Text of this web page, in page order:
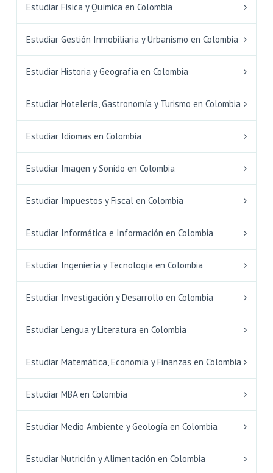
Estudiar Física y Química en Colombia
Estudiar Gestión Inmobiliaria y Urbanismo en Colombia
Estudiar Historia y Geografía en Colombia
Estudiar Hotelería, Gastronomía y Turismo en Colombia
Estudiar Idiomas en Colombia
Estudiar Imagen y Sonido en Colombia
Estudiar Impuestos y Fiscal en Colombia
Estudiar Informática e Información en Colombia
Estudiar Ingeniería y Tecnología en Colombia
Estudiar Investigación y Desarrollo en Colombia
Estudiar Lengua y Literatura en Colombia
Estudiar Matemática, Economía y Finanzas en Colombia
Estudiar MBA en Colombia
Estudiar Medio Ambiente y Geología en Colombia
Estudiar Nutrición y Alimentación en Colombia